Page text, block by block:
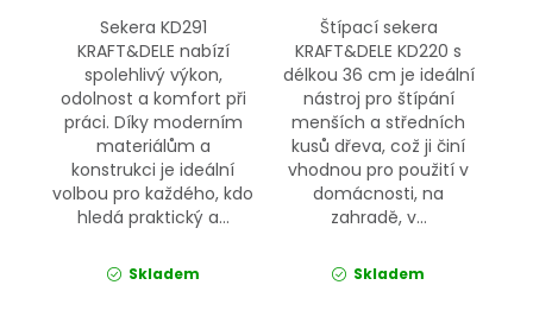
Sekera KD291
KRAFT&DELE nabízí
spolehlivý výkon,
odolnost a komfort při
práci. Díky moderním
materiálům a
konstrukci je ideální
volbou pro každého, kdo
hledá praktický a...
Skladem
Štípací sekera
KRAFT&DELE KD220 s
délkou 36 cm je ideální
nástroj pro štípání
menších a středních
kusů dřeva, což ji činí
vhodnou pro použití v
domácnosti, na
zahradě, v...
Skladem